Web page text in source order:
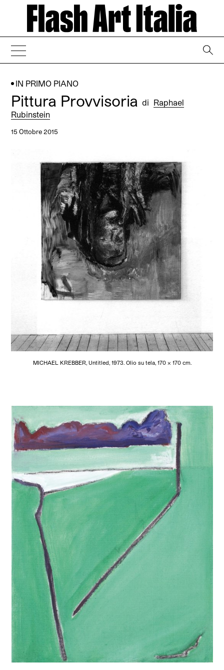
IN PRIMO PIANO
Pittura Provvisoriadi Raphael
Rubinstein
15 Ottobre 2015
MICHAEL KREBBER, Untitled, 1973. Olio su tela, 170 x 170 cm.